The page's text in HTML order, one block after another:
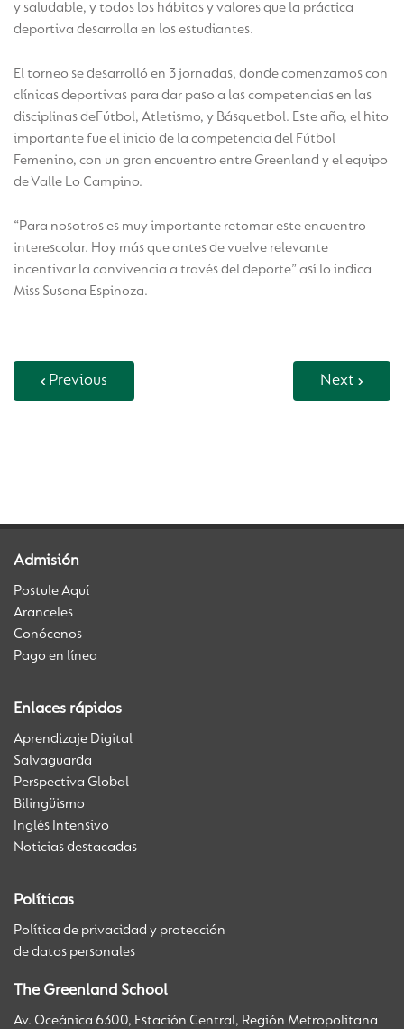
y saludable, y todos los hábitos y valores que la práctica
deportiva desarrolla en los estudiantes.
El torneo se desarrolló en 3 jornadas, donde comenzamos con
clínicas deportivas para dar paso a las competencias en las
disciplinas deFútbol, Atletismo, y Básquetbol. Este año, el hito
importante fue el inicio de la competencia del Fútbol
Femenino, con un gran encuentro entre Greenland y el equipo
de Valle Lo Campino.
“Para nosotros es muy importante retomar este encuentro
interescolar. Hoy más que antes de vuelve relevante
incentivar la convivencia a través del deporte” así lo indica
Miss Susana Espinoza.
Previous Next
Admisión
Postule Aquí
Aranceles
Conócenos
Pago en línea
Enlaces rápidos
Aprendizaje Digital
Salvaguarda
Perspectiva Global
Bilingüismo
Inglés Intensivo
Noticias destacadas
Políticas
Política de privacidad y protección
de datos personales
The Greenland School
Av. Oceánica 6300, Estación Central, Región Metropolitana